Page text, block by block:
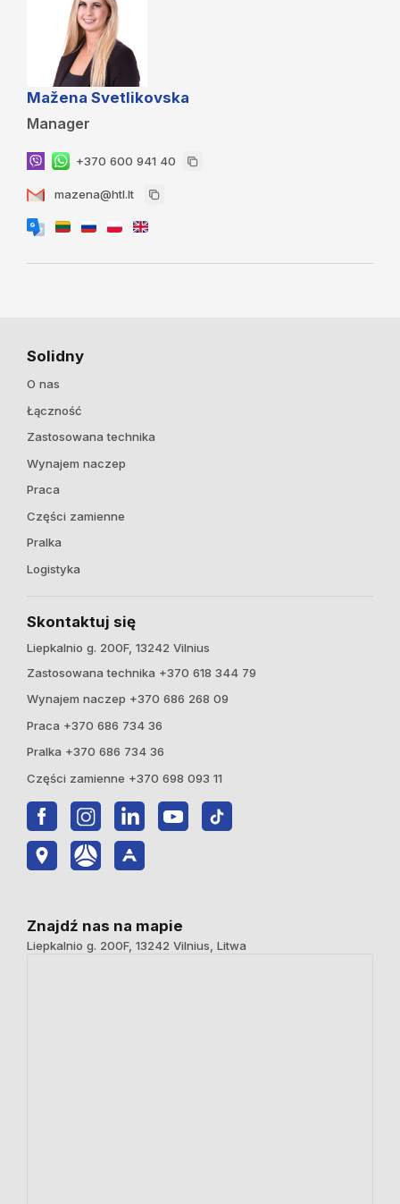
Mažena Svetlikovska
Manager
+370 600 941 40
mazena@htl.lt
Solidny
O nas
Łączność
Zastosowana technika
Wynajem naczep
Praca
Części zamienne
Pralka
Logistyka
Skontaktuj się
Liepkalnio g. 200F, 13242 Vilnius
Zastosowana technika +370 618 344 79
Wynajem naczep +370 686 268 09
Praca +370 686 734 36
Pralka +370 686 734 36
Części zamienne +370 698 093 11
Znajdź nas na mapie
Liepkalnio g. 200F, 13242 Vilnius, Litwa